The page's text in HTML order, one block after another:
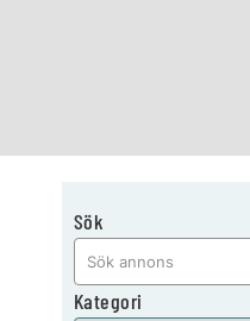
Sök
Kategori